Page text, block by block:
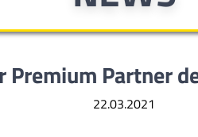
Premium Partner
22.03.2021